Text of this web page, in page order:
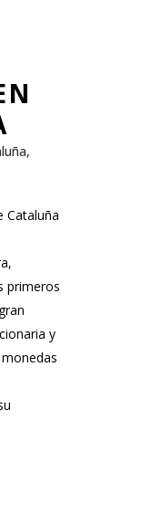
,
Cataluña
primeros
y